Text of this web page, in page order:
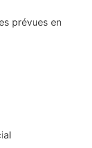
prévues en